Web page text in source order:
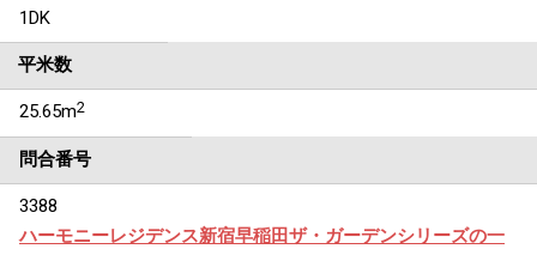
1DK
平米数
25.65m2
問合番号
3388
ハーモニーレジデンス新宿早稲田ザ・ガーデンシリーズの一